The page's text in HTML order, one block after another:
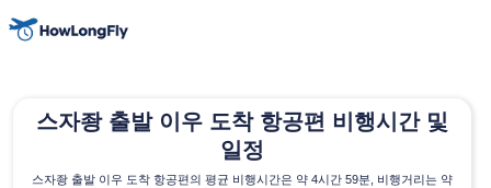
스자좡 출발 이우 도착 항공편 비행시간 및
일정
스자좡 출발 이우 도착 항공편의 평균 비행시간은 약 4시간 59분, 비행거리는 약